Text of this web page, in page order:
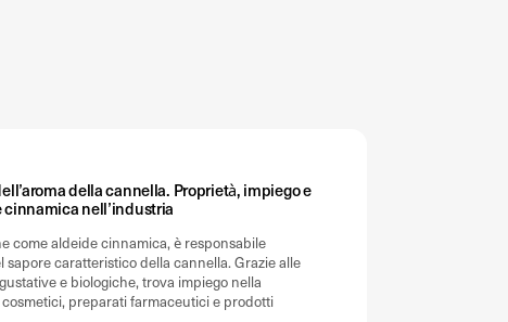
della cannella. Proprietà, impiego e
nell’industria
come aldeide cinnamica, è responsabile
sapore caratteristico della cannella. Grazie alle
e biologiche, trova impiego nella
preparati farmaceutici e prodotti